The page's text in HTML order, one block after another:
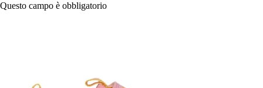
Questo campo è obbligatorio